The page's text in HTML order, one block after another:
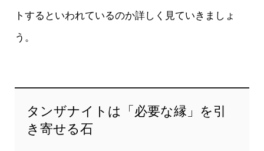
トするといわれているのか詳しく見ていきましょ
う。
タンザナイトは「必要な縁」を引
き寄せる石